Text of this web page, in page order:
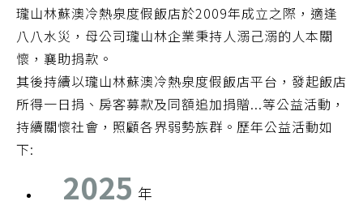
瓏山林蘇澳冷熱泉度假飯店於2009年成立之際，適逢
八八水災，母公司瓏山林企業秉持人溺己溺的人本關
懷，襄助捐款。
其後持續以瓏山林蘇澳冷熱泉度假飯店平台，發起飯店
所得一日捐、房客募款及同額追加捐贈...等公益活動，
持續關懷社會，照顧各界弱勢族群。歷年公益活動如
下:
2025 年